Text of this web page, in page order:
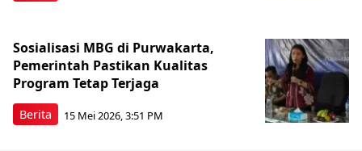
Berita
Sosialisasi MBG di Purwakarta,
Pemerintah Pastikan Kualitas
Program Tetap Terjaga
15 Mei 2026, 3:51 PM